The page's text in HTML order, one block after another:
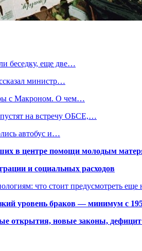
беседку, еще две…
министр…
с Макроном. О чем…
на встречу ОБСЕ,…
автобус и…
в центре помощи молодым
и социальных расходов
что стоит предусмотреть еще
уровень браков — минимум с
открытия, новые законы, дефицит